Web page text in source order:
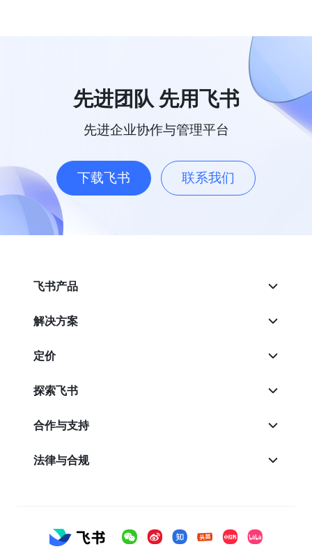
先进团队 先用飞书
先进企业协作与管理平台
下载飞书 联系我们
飞书产品
解决方案
定价
探索飞书
合作与支持
法律与合规